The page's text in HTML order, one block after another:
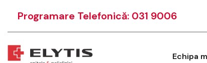
Programare Telefonică: 031 9006
Echipa